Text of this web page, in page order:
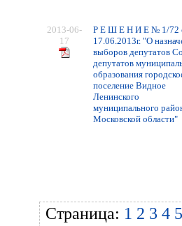
2013-06-
17
Р Е Ш Е Н И Е № 1/72
17.06.2013г. "О
выборов депутатов
депутатов
образования
поселение Видное
Ленинского
муниципального
Московской области"
Страница: 1 2 3 4 5